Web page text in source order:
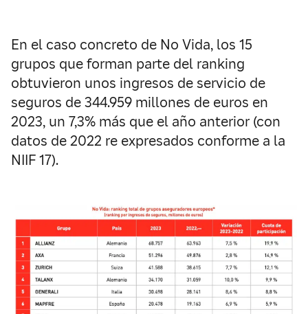
En el caso concreto de No Vida, los 15
grupos que forman parte del ranking
obtuvieron unos ingresos de servicio de
seguros de 344.959 millones de euros en
2023, un 7,3% más que el año anterior (con
datos de 2022 re expresados conforme a la
NIIF 17).